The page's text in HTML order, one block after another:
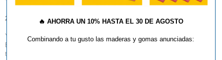
29.06.2011
Ya tienes disponible en un 95% los nuevos productos del catálogo
BUTTERFLY 2011, maderas, gomas, textil etc…etc…. Pedidos vía
teléfono o mail. Y próximamente online...
🔥 AHORRA UN 10% HASTA EL 30 DE AGOSTO
Combinando a tu gusto las maderas y gomas anunciadas: